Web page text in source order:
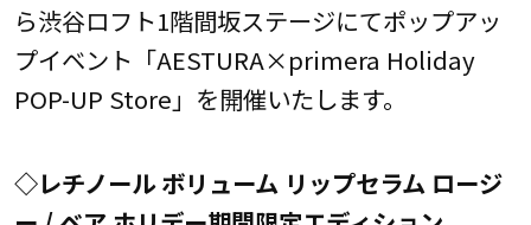
ら渋谷ロフト1階間坂ステージにてポップアッ
プイベント「AESTURA×primera Holiday
POP-UP Store」を開催いたします。
◇レチノール ボリューム リップセラム ロージ